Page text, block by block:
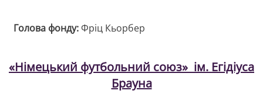
Голова фонду:Фріц Кьорбер
«Німецький футбольний союз» ім. Егідіуса
Брауна